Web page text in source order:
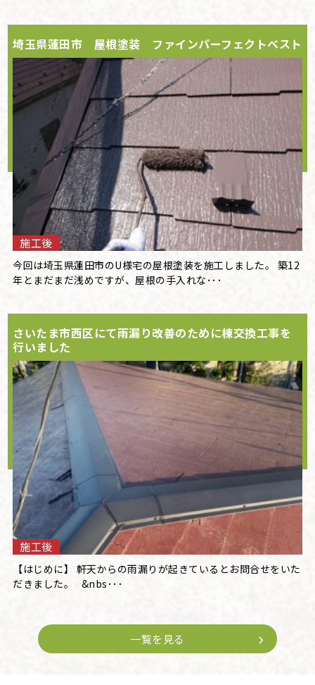
埼玉県蓮田市 屋根塗装 ファインパーフェクトベスト
施工後
今回は埼玉県蓮田市のU様宅の屋根塗装を施工しました。 築12
年とまだまだ浅めですが、屋根の手入れな･･･
さいたま市西区にて雨漏り改善のために棟交換工事を
行いました
施工後
【はじめに】 軒天からの雨漏りが起きているとお問合せをいた
だきました。 &nbs･･･
一覧を見る